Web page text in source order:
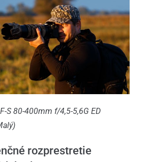
S 80-400mm f/4,5-5,6G ED
rozprestretie